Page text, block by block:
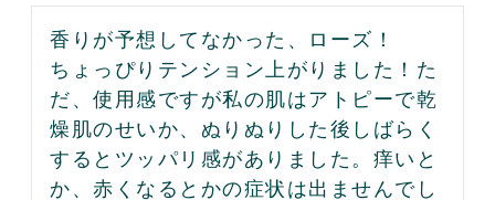
香りが予想してなかった、ローズ！
ちょっぴりテンション上がりました！た
だ、使用感ですが私の肌はアトピーで乾
燥肌のせいか、ぬりぬりした後しばらく
するとツッパリ感がありました。痒いと
か、赤くなるとかの症状は出ませんでし